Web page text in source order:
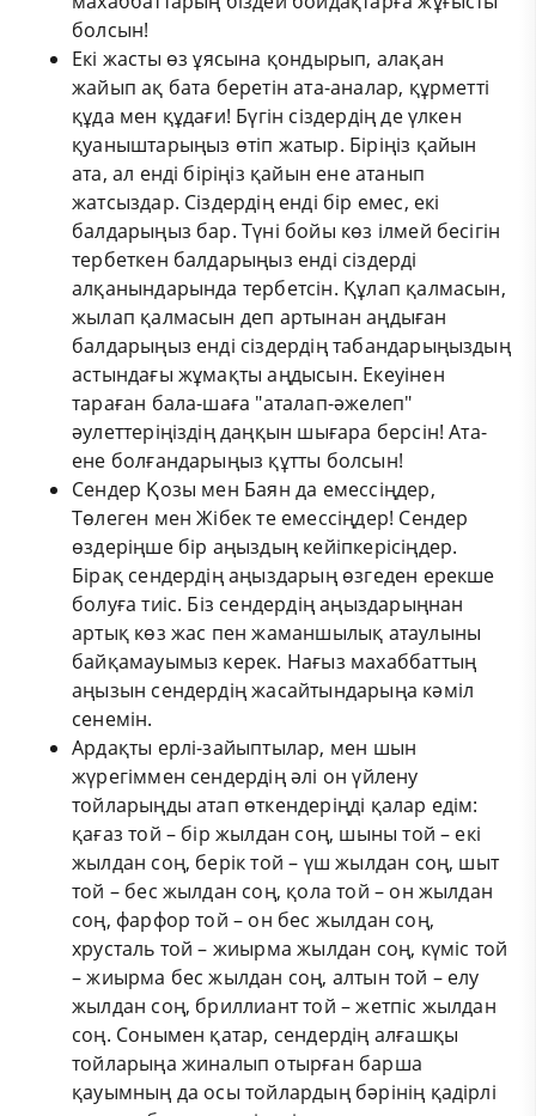
болсын!
Екі жасты өз ұясына қондырып, алақан
жайып ақ бата беретін ата-аналар, құрметті
құда мен құдағи! Бүгін сіздердің де үлкен
қуаныштарыңыз өтіп жатыр. Біріңіз қайын
ата, ал енді біріңіз қайын ене атанып
жатсыздар. Сіздердің енді бір емес, екі
балдарыңыз бар. Түні бойы көз ілмей бесігін
тербеткен балдарыңыз енді сіздерді
алқанындарында тербетсін. Құлап қалмасын,
жылап қалмасын деп артынан аңдыған
балдарыңыз енді сіздердің табандарыңыздың
астындағы жұмақты аңдысын. Екеуінен
тараған бала-шаға "аталап-әжелеп"
әулеттеріңіздің даңқын шығара берсін! Ата-
ене болғандарыңыз құтты болсын!
Сендер Қозы мен Баян да емессіңдер,
Төлеген мен Жібек те емессіңдер! Сендер
өздеріңше бір аңыздың кейіпкерісіңдер.
Бірақ сендердің аңыздарың өзгеден ерекше
болуға тиіс. Біз сендердің аңыздарыңнан
артық көз жас пен жаманшылық атаулыны
байқамауымыз керек. Нағыз махаббаттың
аңызын сендердің жасайтындарыңа кәміл
сенемін.
Ардақты ерлі-зайыптылар, мен шын
жүрегіммен сендердің әлі он үйлену
тойларыңды атап өткендеріңді қалар едім:
қағаз той – бір жылдан соң, шыны той – екі
жылдан соң, берік той – үш жылдан соң, шыт
той – бес жылдан соң, қола той – он жылдан
соң, фарфор той – он бес жылдан соң,
хрусталь той – жиырма жылдан соң, күміс той
– жиырма бес жылдан соң, алтын той – елу
жылдан соң, бриллиант той – жетпіс жылдан
соң. Сонымен қатар, сендердің алғашқы
тойларыңа жиналып отырған барша
қауымның да осы тойлардың бәрінің қадірлі